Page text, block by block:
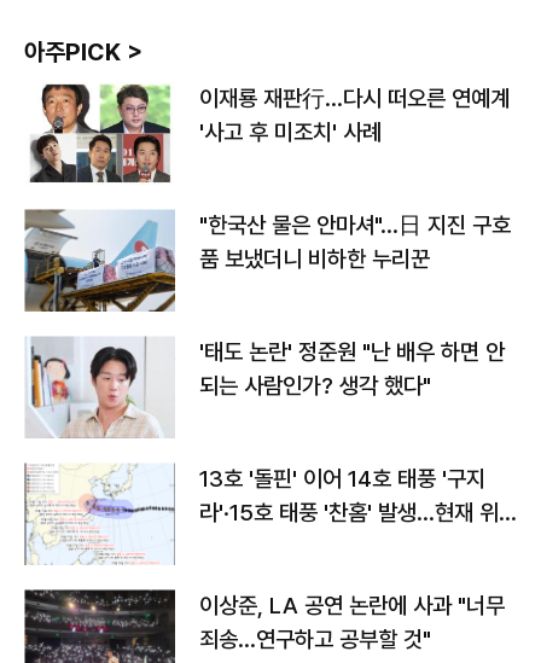
아주PICK >
이재룡 재판行…다시 떠오른 연예계
'사고 후 미조치' 사례
"한국산 물은 안마셔"…日 지진 구호
품 보냈더니 비하한 누리꾼
'태도 논란' 정준원 "난 배우 하면 안
되는 사람인가? 생각 했다"
13호 '돌핀' 이어 14호 태풍 '구지
라'·15호 태풍 '찬홈' 발생…현재 위
이상준, LA 공연 논란에 사과 "너무
죄송…연구하고 공부할 것"